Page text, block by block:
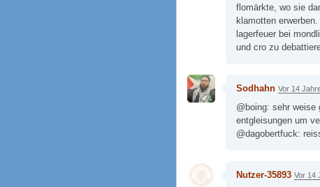
flomärkte, wo sie
klamotten
lagerfeuer bei
und cro zu
Sodhahn Vor 14
@boing: sehr weise
entgleisungen um
@dagobertfuck:
Nutzer-35893 Vor 14